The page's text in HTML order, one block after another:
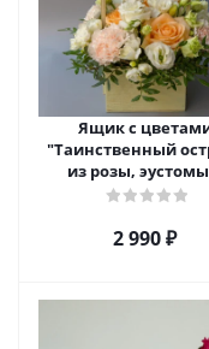
Ящик с
"Таинственный
из розы,
диантуса арт. 7754
2 990₽